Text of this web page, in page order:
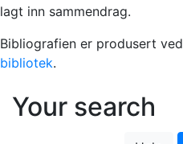
lagt inn sammendrag.
Bibliografien er produsert ved
bibliotek.
Your search